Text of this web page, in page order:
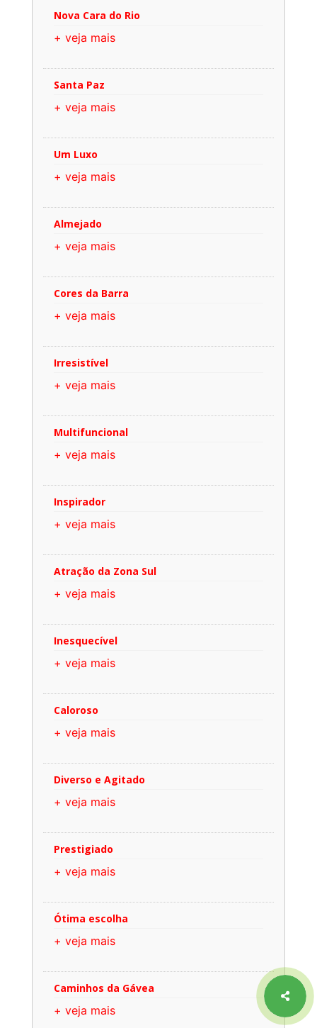
Nova Cara do Rio
+ veja mais
Santa Paz
+ veja mais
Um Luxo
+ veja mais
Almejado
+ veja mais
Cores da Barra
+ veja mais
Irresistível
+ veja mais
Multifuncional
+ veja mais
Inspirador
+ veja mais
Atração da Zona Sul
+ veja mais
Inesquecível
+ veja mais
Caloroso
+ veja mais
Diverso e Agitado
+ veja mais
Prestigiado
+ veja mais
Ótima escolha
+ veja mais
Caminhos da Gávea
+ veja mais